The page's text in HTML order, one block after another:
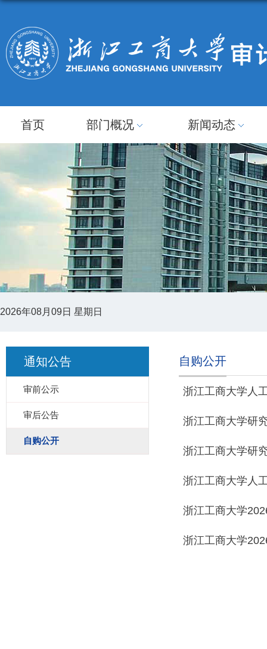
首页 部门概况 新闻动态
2026年08月09日 星期日
通知公告
审前公示
审后公告
自购公开
自购公开
浙江工商大学人
浙江工商大学研
浙江工商大学研
浙江工商大学人
浙江工商大学
浙江工商大学